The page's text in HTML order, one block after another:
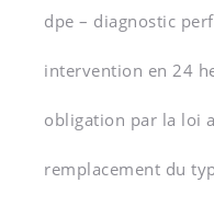
dpe – diagnostic
intervention en 24
obligation par la loi
remplacement du